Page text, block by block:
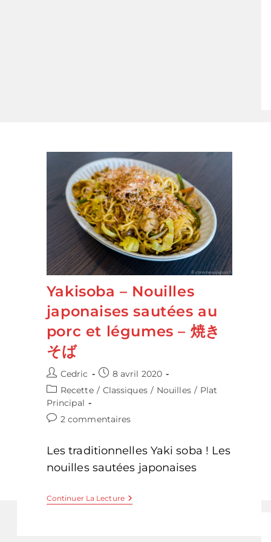
Yakisoba – Nouilles
japonaises sautées au
porc et légumes – 焼き
そば
Auteur/autrice
de
la
publication :
Cedric
Publication
publiée :
8 avril 2020
Post
category:
Recette / Classiques / Nouilles / Plat
Principal
Commentaires
publication :
2 commentaires
Les traditionnelles Yaki soba ! Les
nouilles sautées japonaises
Continuer La LectureYakisoba
–